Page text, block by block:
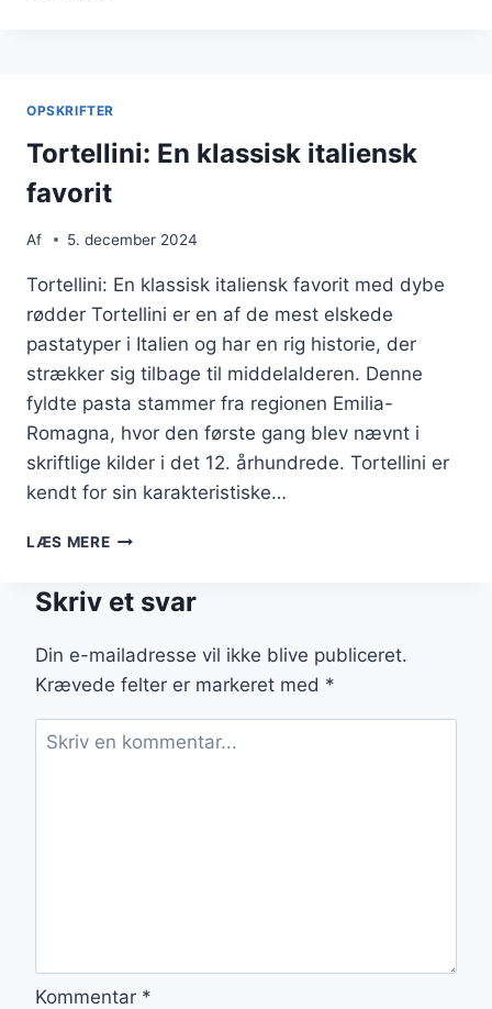
OPSKRIFTER
Tortellini: En klassisk italiensk
favorit
Af 5. december 2024
Tortellini: En klassisk italiensk favorit med dybe
rødder Tortellini er en af de mest elskede
pastatyper i Italien og har en rig historie, der
strækker sig tilbage til middelalderen. Denne
fyldte pasta stammer fra regionen Emilia-
Romagna, hvor den første gang blev nævnt i
skriftlige kilder i det 12. århundrede. Tortellini er
kendt for sin karakteristiske…
LÆS MERETORTELLINI:
ITALIENSK
Skriv et svar
Din e-mailadresse vil ikke blive publiceret.
Krævede felter er markeret med *
Kommentar *